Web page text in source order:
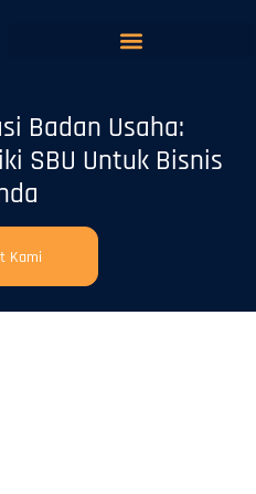
Badan Usaha:
SBU Untuk Bisnis
Kami